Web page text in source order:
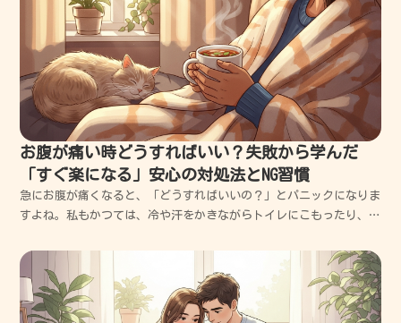
お腹が痛い時どうすればいい？失敗から学んだ
「すぐ楽になる」安心の対処法とNG習慣
急にお腹が痛くなると、「どうすればいいの？」とパニックになりま
すよね。私もかつては、冷や汗をかきながらトイレにこもったり、原
んな私の数々の失敗談を交えながら、今すぐできる対処法からNG習
慣まで、あなたの痛みが少しでも早く和らぐようなヒント...